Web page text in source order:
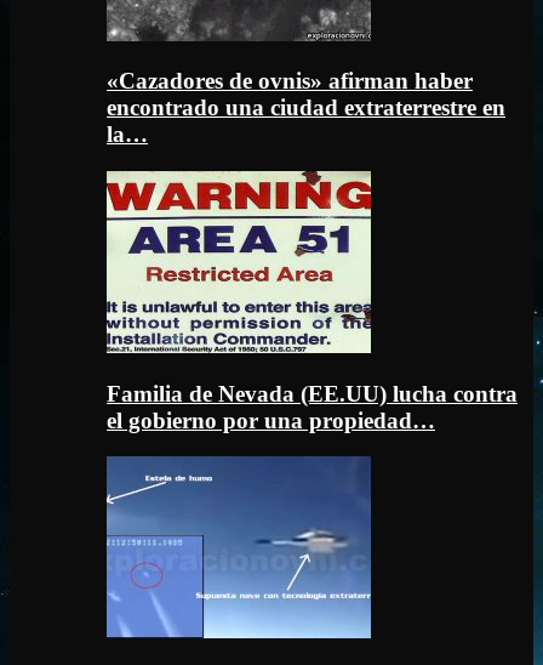
«Cazadores de ovnis» afirman haber
encontrado una ciudad extraterrestre en
la…
Familia de Nevada (EE.UU) lucha contra
el gobierno por una propiedad…